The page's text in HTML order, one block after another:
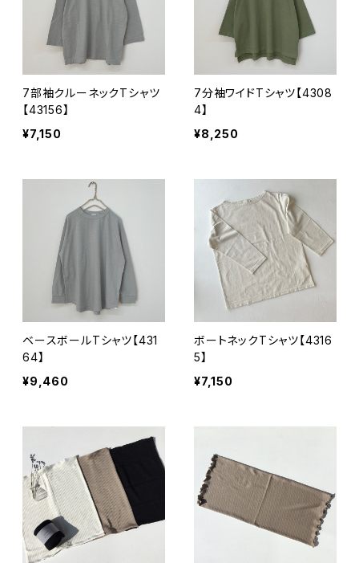
7部袖クルーネックTシャツ
【43156】
¥7,150
7分袖ワイドTシャツ【4308
4】
¥8,250
ベースボールTシャツ【431
64】
¥9,460
ボートネックTシャツ【4316
5】
¥7,150